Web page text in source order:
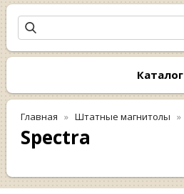
Каталог
Главная Штатные магнитолы
Spectra